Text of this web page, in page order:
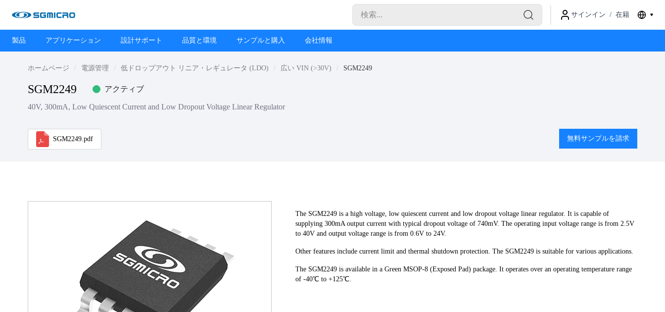
サインイン / 在籍
製品 アプリケーション 設計サポート 品質と環境 サンプルと購入 会社情報
ホームページ 電源管理 低ドロップアウト リニア・レギュレータ (LDO) 広い VIN (>30V) SGM2249
SGM2249 アクティブ
40V, 300mA, Low Quiescent Current and Low Dropout Voltage Linear Regulator
SGM2249.pdf 無料サンプルを請求
The SGM2249 is a high voltage, low quiescent current and low dropout voltage linear regulator. It is capable of
supplying 300mA output current with typical dropout voltage of 740mV. The operating input voltage range is from 2.5V
to 40V and output voltage range is from 0.6V to 24V.
Other features include current limit and thermal shutdown protection. The SGM2249 is suitable for various applications.
The SGM2249 is available in a Green MSOP-8 (Exposed Pad) package. It operates over an operating temperature range
of -40℃ to +125℃.